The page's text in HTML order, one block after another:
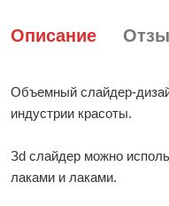
Описание
Объемный слайдер-
индустрии красоты.
Зd слайдер можно
лаками и лаками.